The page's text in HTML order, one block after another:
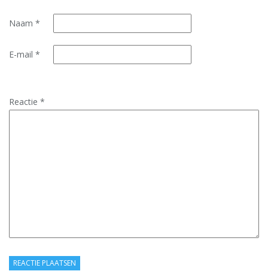
Naam *
E-mail *
Reactie *